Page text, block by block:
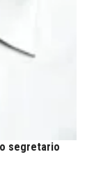
segretario